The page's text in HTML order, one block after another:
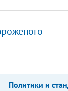
Политики и